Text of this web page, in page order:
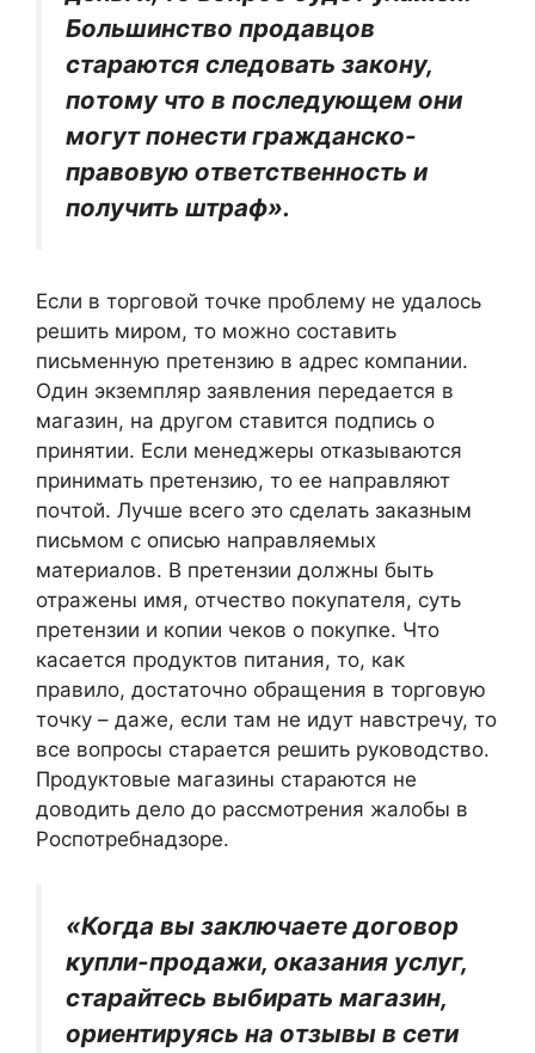
Большинство продавцов
стараются следовать закону,
потому что в последующем они
могут понести гражданско-
правовую ответственность и
получить штраф».
Если в торговой точке проблему не удалось
решить миром, то можно составить
письменную претензию в адрес компании.
Один экземпляр заявления передается в
магазин, на другом ставится подпись о
принятии. Если менеджеры отказываются
принимать претензию, то ее направляют
почтой. Лучше всего это сделать заказным
письмом с описью направляемых
материалов. В претензии должны быть
отражены имя, отчество покупателя, суть
претензии и копии чеков о покупке. Что
касается продуктов питания, то, как
правило, достаточно обращения в торговую
точку – даже, если там не идут навстречу, то
все вопросы старается решить руководство.
Продуктовые магазины стараются не
доводить дело до рассмотрения жалобы в
Роспотребнадзоре.
«Когда вы заключаете договор
купли-продажи, оказания услуг,
старайтесь выбирать магазин,
ориентируясь на отзывы в сети